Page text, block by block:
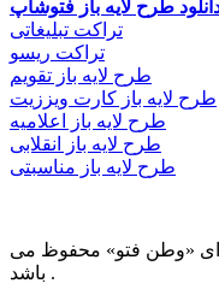
طرح لایه باز فتوشاپ
تراکت تبلیغاتی
تراکت ریسو
طرح لایه باز تقویم
طرح لایه باز کارت ویززیت
طرح لایه باز اعلامیه
طرح لایه باز انقلابی
طرح لایه باز مناسبتی
«وطن فتو» محفوظ می
باشد .